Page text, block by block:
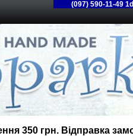
(097) 590-11-49
350 грн. Відправка